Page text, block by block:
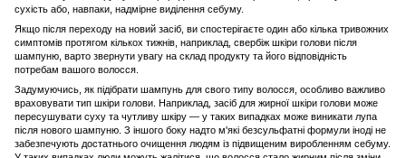
сухість або, навпаки, надмірне виділення себуму.
Якщо після переходу на новий засіб, ви спостерігаєте один або кілька тривожних
симптомів протягом кількох тижнів, наприклад, свербіж шкіри голови після
шампуню, варто звернути увагу на склад продукту та його відповідність
потребам вашого волосся.
Задумуючись, як підібрати шампунь для свого типу волосся, особливо важливо
враховувати тип шкіри голови. Наприклад, засіб для жирної шкіри голови може
пересушувати суху та чутливу шкіру — у таких випадках може виникати лупа
після нового шампуню. З іншого боку надто м'які безсульфатні формули іноді не
забезпечують достатнього очищення людям із підвищеним виробленням себуму.